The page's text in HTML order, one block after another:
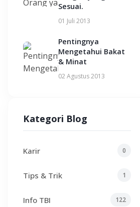
Sesuai.
01 Juli 2013
Pentingnya
Mengetahui Bakat
& Minat
02 Agustus 2013
Kategori Blog
Karir 0
Tips & Trik 1
Info TBI 122